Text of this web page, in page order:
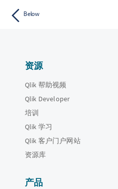
Below
资源
Qlik 帮助视频
Qlik Developer
培训
Qlik 学习
Qlik 客户门户网站
资源库
产品